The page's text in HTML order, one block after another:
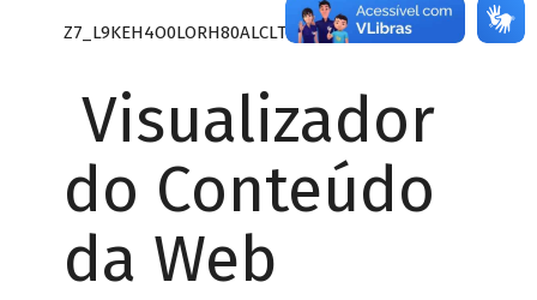
Z7_L9KEH4O0LORH80ALCLTPF80SE0
Visualizador
do Conteúdo
da Web